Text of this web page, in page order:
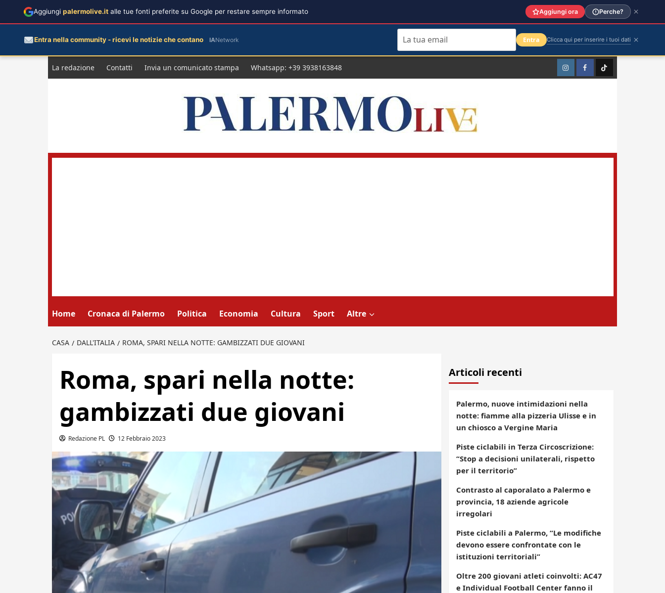
La redazione Contatti Invia un comunicato stampa Whatsapp: +39 3938163848 InstagramFacebookTikTok
Home Cronaca di Palermo Politica Economia Cultura Sport Altre
CASA DALL'ITALIA ROMA, SPARI NELLA NOTTE: GAMBIZZATI DUE GIOVANI
Roma, spari nella notte:
gambizzati due giovani
Redazione PL 12 Febbraio 2023
Articoli recenti
Palermo, nuove intimidazioni nella
notte: fiamme alla pizzeria Ulisse e in
un chiosco a Vergine Maria
Piste ciclabili in Terza Circoscrizione:
“Stop a decisioni unilaterali, rispetto
per il territorio”
Contrasto al caporalato a Palermo e
provincia, 18 aziende agricole
irregolari
Piste ciclabili a Palermo, “Le modifiche
devono essere confrontate con le
istituzioni territoriali”
Oltre 200 giovani atleti coinvolti: AC47
e Individual Football Center fanno il
Aggiungi palermolive.it alle tue fonti preferite su Google per restare sempre informato Aggiungi ora Perche?
Entra nella community - ricevi le notizie che contano IANetwork Entra Clicca qui per inserire i tuoi dati